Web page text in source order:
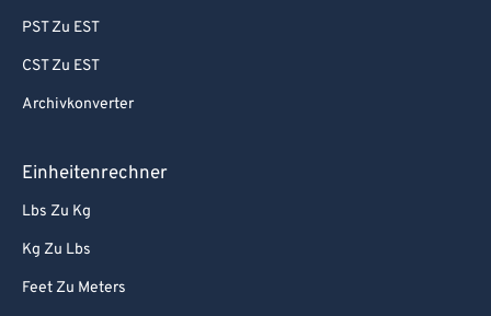
PST Zu EST
CST Zu EST
Archivkonverter
Einheitenrechner
Lbs Zu Kg
Kg Zu Lbs
Feet Zu Meters